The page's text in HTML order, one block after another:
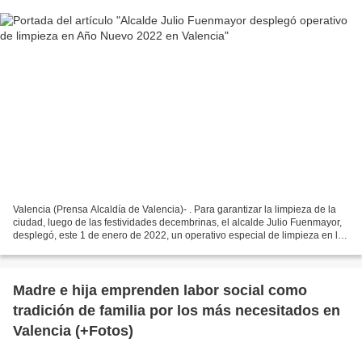
Valencia (Prensa Alcaldía de Valencia)- . Para garantizar la limpieza de la
ciudad, luego de las festividades decembrinas, el alcalde Julio Fuenmayor,
desplegó, este 1 de enero de 2022, un operativo especial de limpieza en las
Madre e hija emprenden labor social como
tradición de familia por los más necesitados en
Valencia (+Fotos)